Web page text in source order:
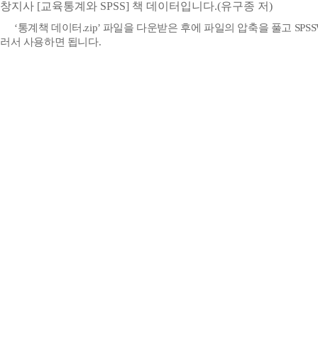
창지사 [교육통계와 SPSS] 책 데이터입니다.(유구종 저)
‘통계책 데이터 .zip’ 파일을 다운받은 후에 파일의 압축을 풀고
러서 사용하면 됩니다.